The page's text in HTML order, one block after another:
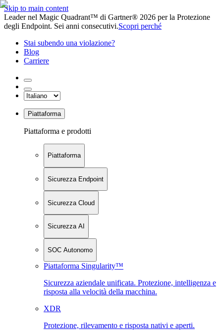
Skip to main content
Leader nel Magic Quadrant™ di Gartner® 2026 per la Protezione
degli Endpoint. Sei anni consecutivi.Scopri perché
Stai subendo una violazione?
Blog
Carriere
Piattaforma
Piattaforma e prodotti
Piattaforma
Sicurezza Endpoint
Sicurezza Cloud
Sicurezza AI
SOC Autonomo
Piattaforma Singularity™
Sicurezza aziendale unificata. Protezione, intelligenza e
risposta alla velocità della macchina.
XDR
Protezione, rilevamento e risposta nativi e aperti.